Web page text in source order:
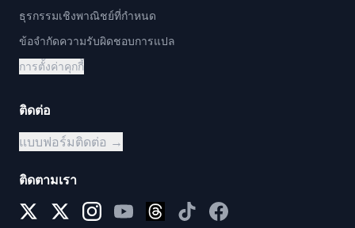
ธุรกรรมเชิงพาณิชย์ที่กำหนด
ข้อจำกัดความรับผิดชอบการแปล
การตั้งค่าคุกกี้
ติดต่อ
แบบฟอร์มติดต่อ →
ติดตามเรา